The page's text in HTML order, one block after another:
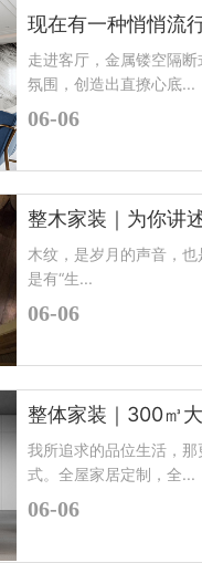
现在有一种悄悄流
走进客厅，金属镂空隔
氛围，创造出直撩心底...
06-06
整木家装｜为你讲
木纹，是岁月的声音，
是有“生...
06-06
整体家装｜300㎥
我所追求的品位生活，
式。全屋家居定制，全...
06-06